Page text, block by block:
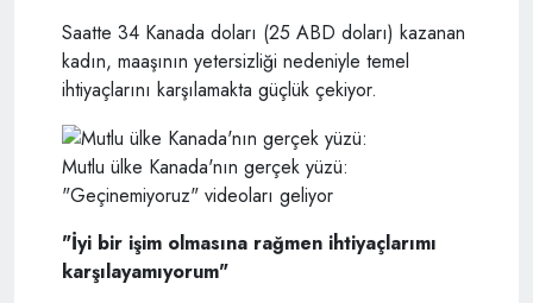
Saatte 34 Kanada doları (25 ABD doları) kazanan
kadın, maaşının yetersizliği nedeniyle temel
ihtiyaçlarını karşılamakta güçlük çekiyor.
Mutlu ülke Kanada'nın gerçek yüzü:
"Geçinemiyoruz" videoları geliyor
"İyi bir işim olmasına rağmen ihtiyaçlarımı
karşılayamıyorum"